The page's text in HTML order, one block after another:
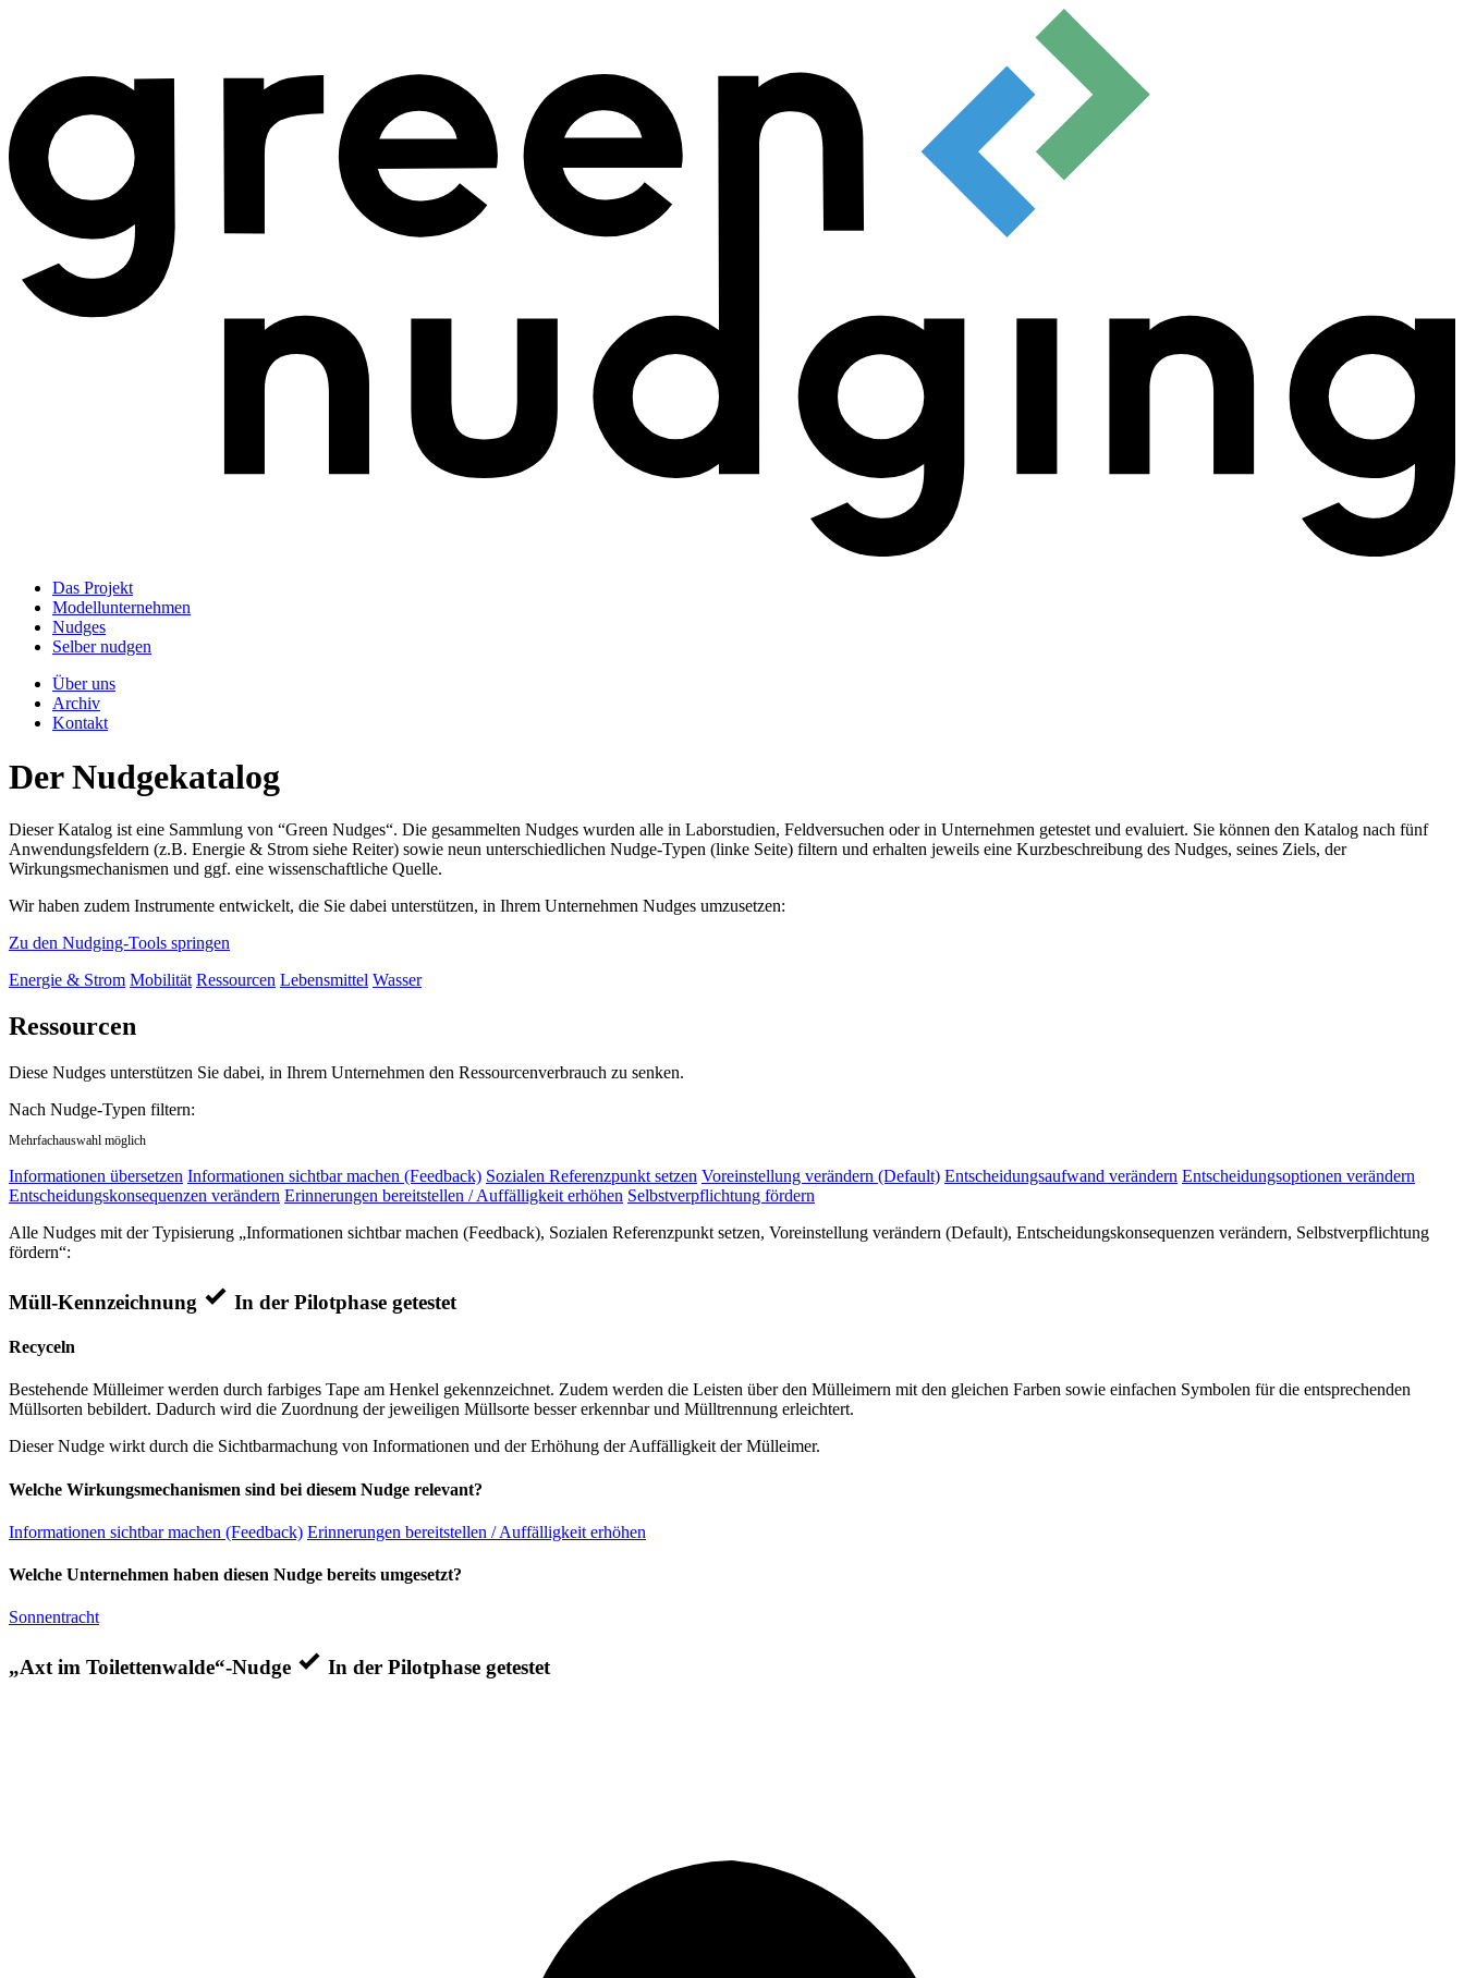
Das Projekt
Modellunternehmen
Nudges
Selber nudgen
Über uns
Archiv
Kontakt
Der Nudgekatalog
Dieser Katalog ist eine Sammlung von “Green Nudges“. Die gesammelten Nudges wurden alle in Laborstudien, Feldversuchen oder in Unternehmen getestet und evaluiert. Sie können den Katalog nach fünf
Anwendungsfeldern (z.B. Energie & Strom siehe Reiter) sowie neun unterschiedlichen Nudge-Typen (linke Seite) filtern und erhalten jeweils eine Kurzbeschreibung des Nudges, seines Ziels, der
Wirkungsmechanismen und ggf. eine wissenschaftliche Quelle.
Wir haben zudem Instrumente entwickelt, die Sie dabei unterstützen, in Ihrem Unternehmen Nudges umzusetzen:
Zu den Nudging-Tools springen
Energie & Strom Mobilität Ressourcen Lebensmittel Wasser
Ressourcen
Diese Nudges unterstützen Sie dabei, in Ihrem Unternehmen den Ressourcenverbrauch zu senken.
Nach Nudge-Typen filtern:
Mehrfachauswahl möglich
Informationen übersetzen Informationen sichtbar machen (Feedback) Sozialen Referenzpunkt setzen Voreinstellung verändern (Default) Entscheidungsaufwand verändern Entscheidungsoptionen verändern
Entscheidungskonsequenzen verändern Erinnerungen bereitstellen / Auffälligkeit erhöhen Selbstverpflichtung fördern
Alle Nudges mit der Typisierung „Informationen sichtbar machen (Feedback), Sozialen Referenzpunkt setzen, Voreinstellung verändern (Default), Entscheidungskonsequenzen verändern, Selbstverpflichtung
fördern“:
Müll-Kennzeichnung In der Pilotphase getestet
Recyceln
Bestehende Mülleimer werden durch farbiges Tape am Henkel gekennzeichnet. Zudem werden die Leisten über den Mülleimern mit den gleichen Farben sowie einfachen Symbolen für die entsprechenden
Müllsorten bebildert. Dadurch wird die Zuordnung der jeweiligen Müllsorte besser erkennbar und Mülltrennung erleichtert.
Dieser Nudge wirkt durch die Sichtbarmachung von Informationen und der Erhöhung der Auffälligkeit der Mülleimer.
Welche Wirkungsmechanismen sind bei diesem Nudge relevant?
Informationen sichtbar machen (Feedback) Erinnerungen bereitstellen / Auffälligkeit erhöhen
Welche Unternehmen haben diesen Nudge bereits umgesetzt?
Sonnentracht
„Axt im Toilettenwalde“-Nudge In der Pilotphase getestet